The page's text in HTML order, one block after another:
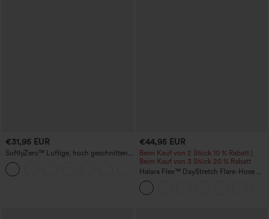
€31,95 EUR
SoftlyZero™ Luftige, hoch geschnittene,
geraffte InstantCool-Yogashorts 3'' mit
Taschen
+11
€44,95 EUR
Beim Kauf von 2 Stück 10 % Rabatt |
Beim Kauf von 3 Stück 20 % Rabatt
Halara Flex™ DayStretch Flare-Hose mit
hohem Bund und Taschen für die Arbeit